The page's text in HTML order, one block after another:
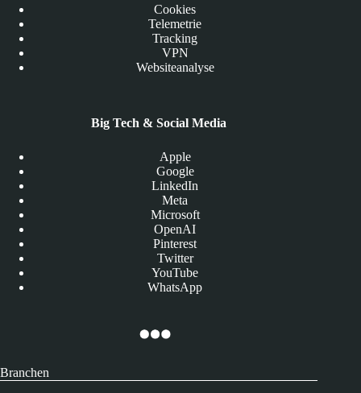
Cookies
Telemetrie
Tracking
VPN
Websiteanalyse
Big Tech & Social Media
Apple
Google
LinkedIn
Meta
Microsoft
OpenAI
Pinterest
Twitter
YouTube
WhatsApp
Branchen